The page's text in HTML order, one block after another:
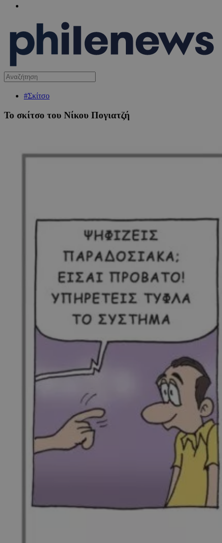
#Σκίτσο
Το σκίτσο του Νίκου Πογιατζή